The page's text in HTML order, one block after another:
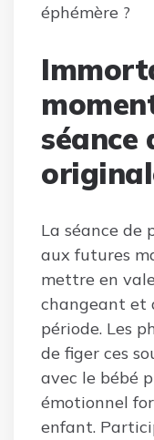
éphémère ?
séance
La séance de
aux futures
mettre en
changeant et
période. Les
de figer ces
avec le bébé
émotionnel
enfant.